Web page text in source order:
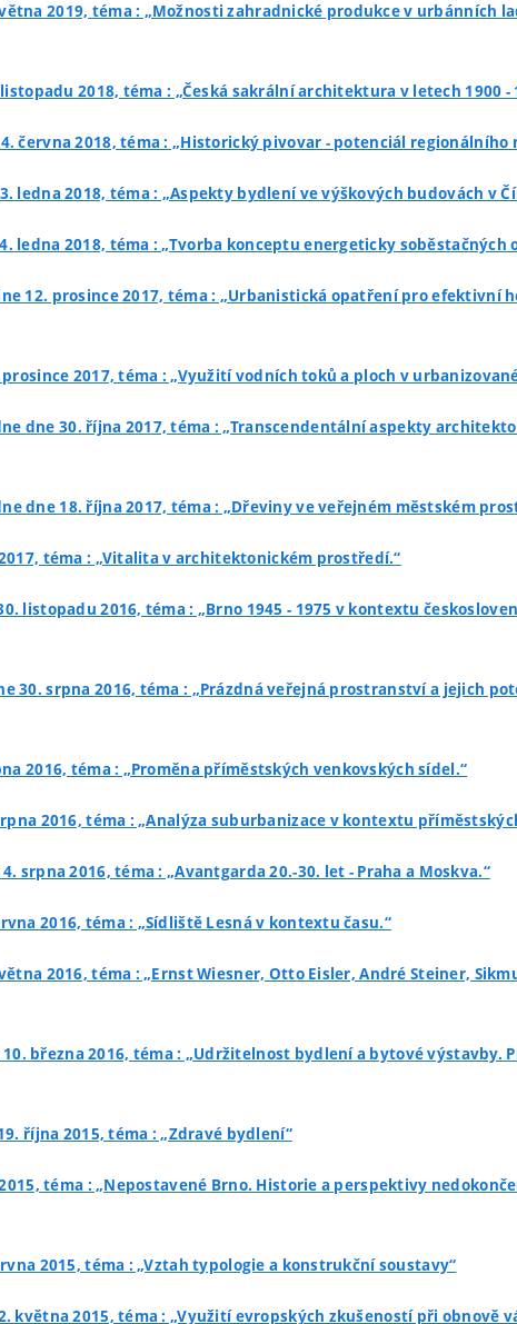
2019, téma : „Možnosti zahradnické produkce v urbánních
2018, téma : „Česká sakrální architektura v letech 1900
června 2018, téma : „Historický pivovar - potenciál regionálního
ledna 2018, téma : „Aspekty bydlení ve výškových budovách v
ledna 2018, téma : „Tvorba konceptu energeticky soběstačných
12. prosince 2017, téma : „Urbanistická opatření pro efektivní
2017, téma : „Využití vodních toků a ploch v
dne 30. října 2017, téma : „Transcendentální aspekty
dne 18. října 2017, téma : „Dřeviny ve veřejném městském
téma : „Vitalita v architektonickém prostředí.“
listopadu 2016, téma : „Brno 1945 - 1975 v kontextu
30. srpna 2016, téma : „Prázdná veřejná prostranství a jejich
2016, téma : „Proměna příměstských venkovských sídel.“
2016, téma : „Analýza suburbanizace v kontextu
srpna 2016, téma : „Avantgarda 20.-30. let - Praha a Moskva.“
2016, téma : „Sídliště Lesná v kontextu času.“
2016, téma : „Ernst Wiesner, Otto Eisler, André Steiner,
března 2016, téma : „Udržitelnost bydlení a bytové
října 2015, téma : „Zdravé bydlení“
téma : „Nepostavené Brno. Historie a perspektivy
2015, téma : „Vztah typologie a konstrukční soustavy“
května 2015, téma : „Využití evropských zkušeností při obnově